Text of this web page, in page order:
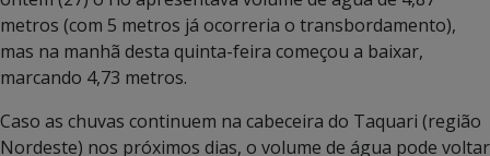
metros (com 5 metros já ocorreria o transbordamento),
mas na manhã desta quinta-feira começou a baixar,
marcando 4,73 metros.
Caso as chuvas continuem na cabeceira do Taquari (região
Nordeste) nos próximos dias, o volume de água pode voltar